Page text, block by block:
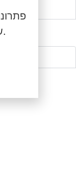
שנמצאים רק אצלינו.